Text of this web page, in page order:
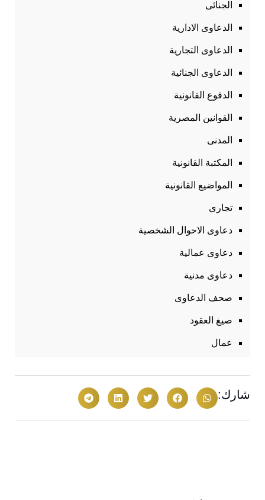
الجنائى
الدعاوى الادارية
الدعاوى التجارية
الدعاوى الجنائية
الدفوع القانونية
القوانين المصرية
المدنى
المكتبة القانونية
المواضيع القانونية
تجارى
دعاوى الاحوال الشخصية
دعاوى عمالية
دعاوى مدنية
صحف الدعاوى
صيغ العقود
عمال
شارك: